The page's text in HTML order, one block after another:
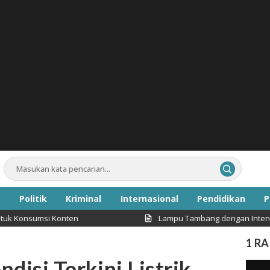
Politik Kriminal Internasional Pendidikan
Inspirasi
Lampu Tambang dengan Intensitas
1